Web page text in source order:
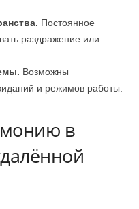
Постоянное
раздражение или
Возможны
и режимов работы.
в